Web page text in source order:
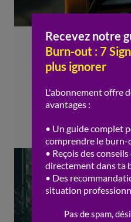
Impact du
santé mentale :
Georges D